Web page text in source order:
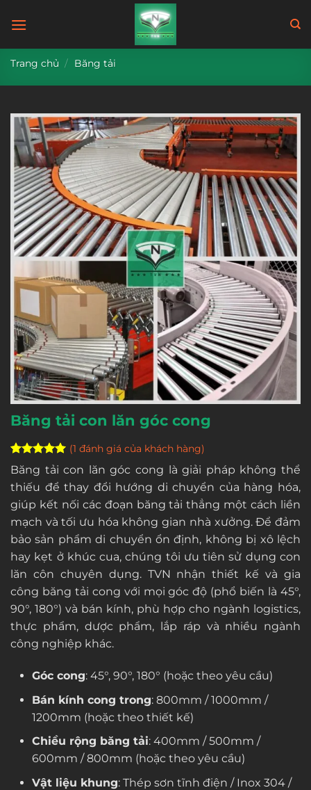
qua
dung
Trang chủ / Băng tải
Băng tải con lăn góc cong
5trên 5
dựa trên
1
đánh giá
(1 đánh giá của khách hàng)
Băng tải con lăn góc cong là giải pháp không thể
thiếu để thay đổi hướng di chuyển của hàng hóa,
giúp kết nối các đoạn băng tải thẳng một cách liền
mạch và tối ưu hóa không gian nhà xưởng. Để đảm
bảo sản phẩm di chuyển ổn định, không bị xô lệch
hay kẹt ở khúc cua, chúng tôi ưu tiên sử dụng con
lăn côn chuyên dụng. TVN nhận thiết kế và gia
công băng tải cong với mọi góc độ (phổ biến là 45°,
90°, 180°) và bán kính, phù hợp cho ngành logistics,
thực phẩm, dược phẩm, lắp ráp và nhiều ngành
công nghiệp khác.
Góc cong: 45°, 90°, 180° (hoặc theo yêu cầu)
Bán kính cong trong: 800mm / 1000mm /
1200mm (hoặc theo thiết kế)
Chiều rộng băng tải: 400mm / 500mm /
600mm / 800mm (hoặc theo yêu cầu)
Vật liệu khung: Thép sơn tĩnh điện / Inox 304 /